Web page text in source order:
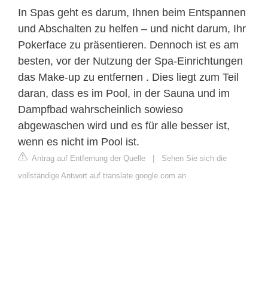
In Spas geht es darum, Ihnen beim Entspannen
und Abschalten zu helfen – und nicht darum, Ihr
Pokerface zu präsentieren. Dennoch ist es am
besten, vor der Nutzung der Spa-Einrichtungen
das Make-up zu entfernen . Dies liegt zum Teil
daran, dass es im Pool, in der Sauna und im
Dampfbad wahrscheinlich sowieso
abgewaschen wird und es für alle besser ist,
wenn es nicht im Pool ist.
Antrag auf Entfernung der Quelle | Sehen Sie sich die
vollständige Antwort auf translate.google.com an